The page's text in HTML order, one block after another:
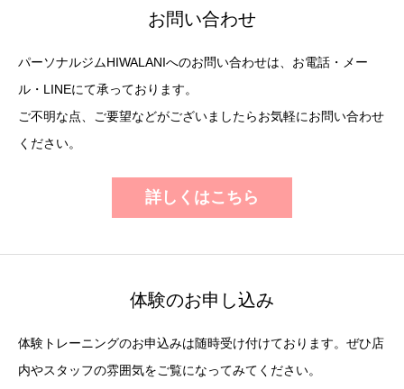
お問い合わせ
パーソナルジムHIWALANIへのお問い合わせは、お電話・メー
ル・LINEにて承っております。
ご不明な点、ご要望などがございましたらお気軽にお問い合わせ
ください。
詳しくはこちら
体験のお申し込み
体験トレーニングのお申込みは随時受け付けております。ぜひ店
内やスタッフの雰囲気をご覧になってみてください。